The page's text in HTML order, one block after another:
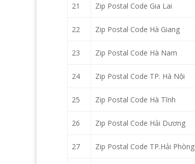
21 Zip Postal Code Gia Lai
22 Zip Postal Code Hà Giang
23 Zip Postal Code Hà Nam
24 Zip Postal Code TP. Hà Nội
25 Zip Postal Code Hà Tĩnh
26 Zip Postal Code Hải Dương
27 Zip Postal Code TP.Hải Phòng